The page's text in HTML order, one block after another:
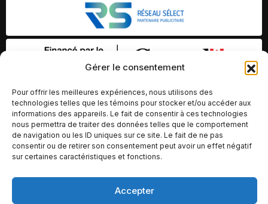
Gérer le consentement
Pour offrir les meilleures expériences, nous utilisons des
technologies telles que les témoins pour stocker et/ou accéder aux
informations des appareils. Le fait de consentir à ces technologies
nous permettra de traiter des données telles que le comportement
de navigation ou les ID uniques sur ce site. Le fait de ne pas
consentir ou de retirer son consentement peut avoir un effet négatif
sur certaines caractéristiques et fonctions.
Accepter
© Copyright 2026 – Altomédia Inc |